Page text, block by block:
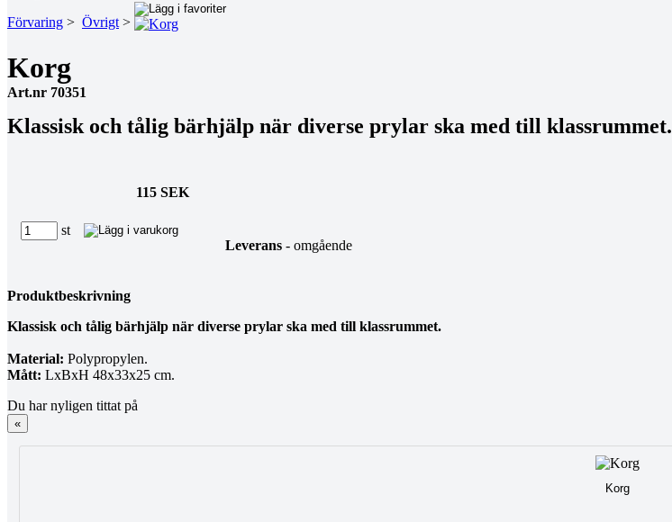
Förvaring > Övrigt >
Korg
Art.nr 70351
Klassisk och tålig bärhjälp när diverse prylar ska med till klassrummet.
115 SEK
st
Leverans - omgående
Produktbeskrivning
Klassisk och tålig bärhjälp när diverse prylar ska med till klassrummet.
Material: Polypropylen.
Mått: LxBxH 48x33x25 cm.
Du har nyligen tittat på
«
Korg